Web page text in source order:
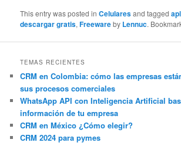
This entry was posted inCelularesand tagged
descargar gratis,Freewareby Lennuc.
TEMAS RECIENTES
CRM en Colombia: cómo las empresas
sus procesos comerciales
WhatsApp API con Inteligencia Artificial
información de tu empresa
CRM en México ¿Cómo elegir?
CRM 2024 para pymes